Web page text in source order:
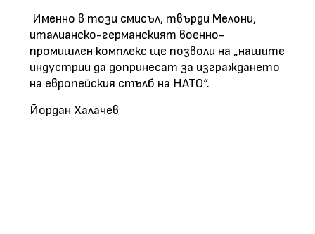
Именно в този смисъл, твърди Мелони,
италианско-германският военно-
промишлен комплекс ще позволи на „нашите
индустрии да допринесат за изграждането
на европейския стълб на НАТО“.
Йордан Халачев